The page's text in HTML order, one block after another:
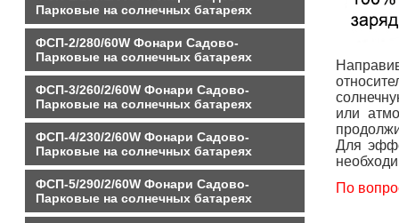
Парковые на солнечных батареях
ФСП-2/280/60W Фонари Садово-
Парковые на солнечных батареях
ФСП-3/260/2/60W Фонари Садово-
Парковые на солнечных батареях
ФСП-4/230/2/60W Фонари Садово-
Парковые на солнечных батареях
ФСП-5/290/2/60W Фонари Садово-
Парковые на солнечных батареях
или
Для
По